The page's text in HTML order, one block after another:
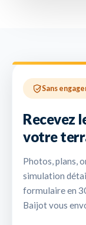
Sans
Recevez
votre
Photos, plans,
simulation
formulaire en
Baijot vous